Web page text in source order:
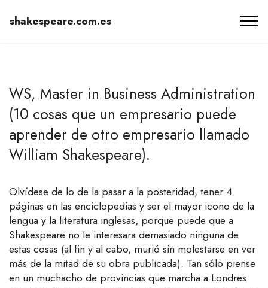
shakespeare.com.es
WS, Master in Business Administration
(10 cosas que un empresario puede
aprender de otro empresario llamado
William Shakespeare).
Olvídese de lo de la pasar a la posteridad, tener 4
páginas en las enciclopedias y ser el mayor icono de la
lengua y la literatura inglesas, porque puede que a
Shakespeare no le interesara demasiado ninguna de
estas cosas (al fin y al cabo, murió sin molestarse en ver
más de la mitad de su obra publicada). Tan sólo piense
en un muchacho de provincias que marcha a Londres